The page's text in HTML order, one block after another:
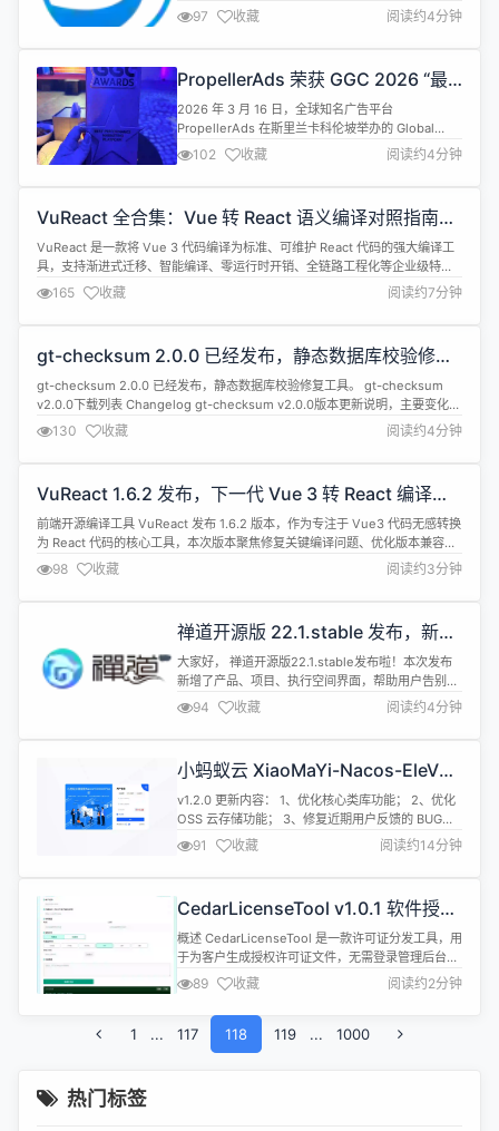
积极参与。作为RISC-V 繁荣生态的重要组成部分，
RISC-V Meetup - Wuhan 强势来袭！本次活动由
deepin（深度）社区与 **如意社区 （openRuyi）
奇心的朋友。 👥 ...
97 收藏 阅读约4分钟
PropellerAds 荣获 GGC 2026 “最
佳效果营销平台”奖，打造全球广告
新标杆
2026 年 3 月 16 日，全球知名广告平台
PropellerAds 在斯里兰卡科伦坡举办的 Global
Game Connect 2026（GGC）颁奖典礼上荣获「最
佳效果营销平台」大奖。这一荣誉充分彰显了
PropellerAds 在数字广告与效果营销领域的创新能
是数字营销行业的重...
102 收藏 阅读约4分钟
VuReact 全合集：Vue 转 React 语义编译对照指南
（附官网文档）
VuReact 是一款将 Vue 3 代码编译为标准、可维护 React 代码的强大编译工
具，支持渐进式迁移、智能编译、零运行时开销、全链路工程化等企业级特
性。 在前端技术栈迁移与跨框架开发场景中，Vue 与 React 作为两大主流框
架，在语法、API、响应式模型与渲染机制上存在明显差异，成为团队从 Vue
转向 React 时最核心的痛点。为了降低学习成...
165 收藏 阅读约7分钟
gt-checksum 2.0.0 已经发布，静态数据库校验修复
工具
gt-checksum 2.0.0 已经发布，静态数据库校验修复工具。 gt-checksum
v2.0.0下载列表 Changelog gt-checksum v2.0.0版本更新说明，主要变化
有： [功能新增]: 支持Oracle&rarr;MySQL data/struct 模式，采用列类型映射
方式实现宽松兼容，支持 VARCHAR2/CHAR/NCH...
130 收藏 阅读约4分钟
VuReact 1.6.2 发布，下一代 Vue 3 转 React 编译工
具
前端开源编译工具 VuReact 发布 1.6.2 版本，作为专注于 Vue3 代码无感转换
为 React 代码的核心工具，本次版本聚焦修复关键编译问题、优化版本兼容
性，进一步提升 Vue3 转 React 的编译稳定性与开发体验。 VuReact 致力于
跨框架开发与降低 Vue3 技术栈迁移至 React 栈的成本，通过自动化编译能
力，减少手动重构代码，即...
98 收藏 阅读约3分钟
禅道开源版 22.1.stable 发布，新增
空间界面功能，支持接口方式导入
Jira 数据
大家好， 禅道开源版22.1.stable发布啦！本次发布
新增了产品、项目、执行空间界面，帮助用户告别信
息杂乱与频繁切换，让每个人都拥有独立、安静、不
被打扰的沉浸式工作空间，专注当下，高效工作。 支
持接口方式导入Jira数据，让数据迁移更高效。 项目
的权限，方便用户对项目权限进行更精细化的管理。
新版本将为用户...
94 收藏 阅读约4分钟
小蚂蚁云 XiaoMaYi-Nacos-EleVue
微服务框架 v1.2.0 发布
v1.2.0 更新内容： 1、优化核心类库功能； 2、优化
OSS 云存储功能； 3、修复近期用户反馈的 BUG；
项目介绍 基于 SpringCloud、SpringSecurity、
OAuth2、Nacos、Seata、MybatisPlus、Vue3、
TypeScript、ElementPlus、MySQL 等技术栈实现
91 收藏 阅读约14分钟
CedarLicenseTool v1.0.1 软件授权
许可证工具发布说明
概述 CedarLicenseTool 是一款许可证分发工具，用
于为客户生成授权许可证文件，无需登录管理后台即
可完成许可证的创建与导出。 生成的许可证与
license-manager完全兼容。 功能 密钥管理 一键生
成 RSA 密钥对，自动保存到本地 应用启动时自动加
载已有密钥，无需重复生成 支持复制私钥或公钥到剪
贴板 许可证生成 填写客户名称和机器指纹即...
89 收藏 阅读约2分钟
1 ... 117 118 119 ... 1000
热门标签